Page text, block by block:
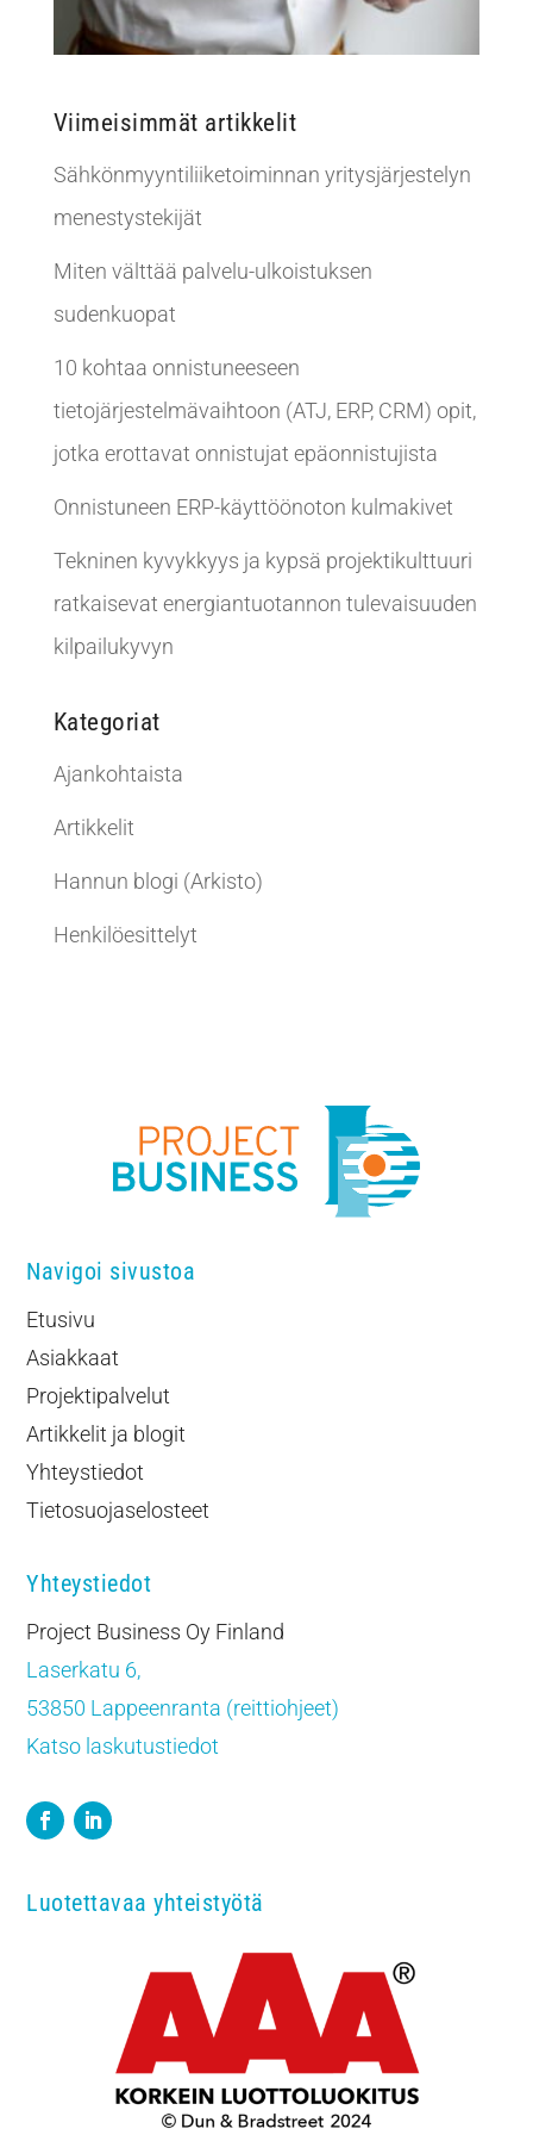
Viimeisimmät artikkelit
Sähkönmyyntiliiketoiminnan yritysjärjestelyn
menestystekijät
Miten välttää palvelu-ulkoistuksen
sudenkuopat
10 kohtaa onnistuneeseen
tietojärjestelmävaihtoon (ATJ, ERP, CRM) opit,
jotka erottavat onnistujat epäonnistujista
Onnistuneen ERP-käyttöönoton kulmakivet
Tekninen kyvykkyys ja kypsä projektikulttuuri
ratkaisevat energiantuotannon tulevaisuuden
kilpailukyvyn
Kategoriat
Ajankohtaista
Artikkelit
Hannun blogi (Arkisto)
Henkilöesittelyt
Navigoi sivustoa
Etusivu
Asiakkaat
Projektipalvelut
Artikkelit ja blogit
Yhteystiedot
Tietosuojaselosteet
Yhteystiedot
Project Business Oy Finland
Laserkatu 6,
53850 Lappeenranta (reittiohjeet)
Katso laskutustiedot
Luotettavaa yhteistyötä